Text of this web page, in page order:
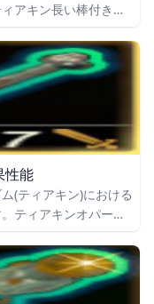
アキン長い棒付き骨
性能
(ティアキン)における
ティアキンオパール